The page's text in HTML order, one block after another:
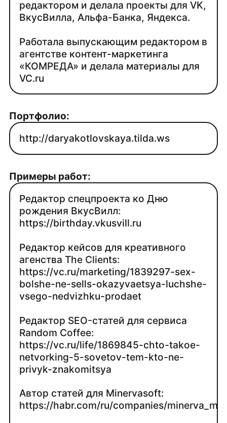
редактором и делала проекты для VK,
ВкусВилла, Альфа-Банка, Яндекса.
Работала выпускающим редактором в
агентстве контент-маркетинга
«КОМРЕДА» и делала материалы для
VC.ru
Портфолио:
http://daryakotlovskaya.tilda.ws
Примеры работ:
Редактор спецпроекта ко Дню
рождения ВкусВилл:
https://birthday.vkusvill.ru
Редактор кейсов для креативного
агенства The Clients:
https://vc.ru/marketing/1839297-sex-
bolshe-ne-sells-okazyvaetsya-luchshe-
vsego-nedvizhku-prodaet
Редактор SEO-статей для сервиса
Random Coffee:
https://vc.ru/life/1869845-chto-takoe-
netvorking-5-sovetov-tem-kto-ne-
privyk-znakomitsya
Автор статей для Minervasoft:
https://habr.com/ru/companies/